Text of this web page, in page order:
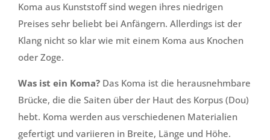
Koma aus Kunststoff sind wegen ihres niedrigen
Preises sehr beliebt bei Anfängern. Allerdings ist der
Klang nicht so klar wie mit einem Koma aus Knochen
oder Zoge.
Was ist ein Koma? Das Koma ist die herausnehmbare
Brücke, die die Saiten über der Haut des Korpus (Dou)
hebt. Koma werden aus verschiedenen Materialien
gefertigt und variieren in Breite, Länge und Höhe.